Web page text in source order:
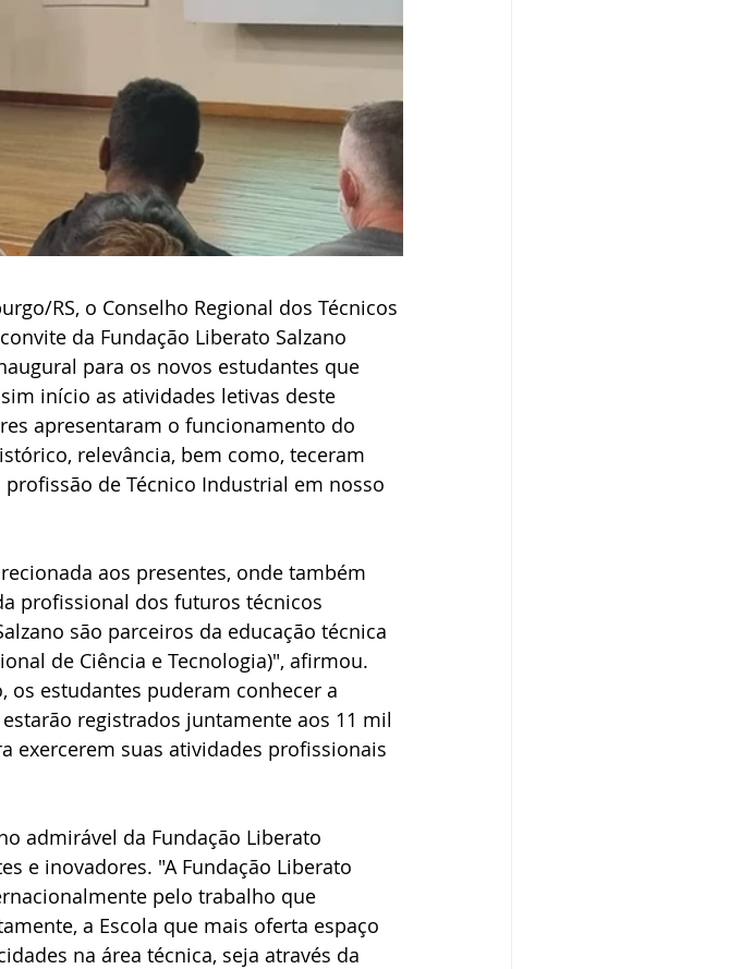
RS, o Conselho Regional dos Técnicos
da Fundação Liberato Salzano
para os novos estudantes que
início as atividades letivas deste
apresentaram o funcionamento do
relevância, bem como, teceram
de Técnico Industrial em nosso
aos presentes, onde também
profissional dos futuros técnicos
são parceiros da educação técnica
de Ciência e Tecnologia)", afirmou.
os estudantes puderam conhecer a
registrados juntamente aos 11 mil
exercerem suas atividades profissionais
admirável da Fundação Liberato
e inovadores. "A Fundação Liberato
pelo trabalho que
a Escola que mais oferta espaço
na área técnica, seja através da